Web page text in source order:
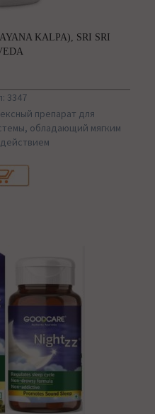
KALPA), SRI SRI
3347
препарат для
обладающий мягким